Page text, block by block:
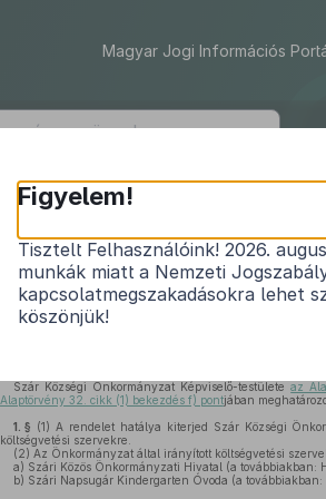
Magyar Jogi Információs
Szár Községi
az
Szár Községi Önkormányzat Képviselő-testületeaz
Alaptörvény 32. cikk (1) bekezdés f) pontjában
1. § (1) A rendelet hatálya kiterjed Szár Községi
költségvetési szervekre.
(2) Az Önkormányzat által irányított költségvetési
a) Szári Közös Önkormányzati Hivatal (a továbbiakban:
b) Szári Napsugár Kindergarten Óvoda (a továbbiakban:
Figyelem!
Tisztelt Felhasználóink! 2026.
munkák miatt a Nemzeti
kapcsolatmegszakadásokra lehet
köszönjük!